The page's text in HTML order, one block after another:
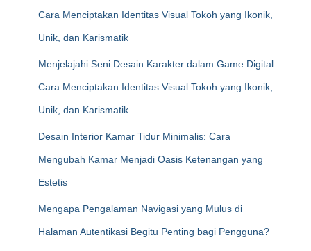
Cara Menciptakan Identitas Visual Tokoh yang Ikonik,
Unik, dan Karismatik
Menjelajahi Seni Desain Karakter dalam Game Digital:
Cara Menciptakan Identitas Visual Tokoh yang Ikonik,
Unik, dan Karismatik
Desain Interior Kamar Tidur Minimalis: Cara
Mengubah Kamar Menjadi Oasis Ketenangan yang
Estetis
Mengapa Pengalaman Navigasi yang Mulus di
Halaman Autentikasi Begitu Penting bagi Pengguna?